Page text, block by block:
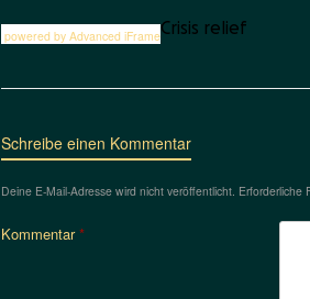
powered by Advanced iFrame
Schreibe einen Kommentar
Deine E-Mail-Adresse wird nicht veröffentlicht. Erforderliche
Kommentar*